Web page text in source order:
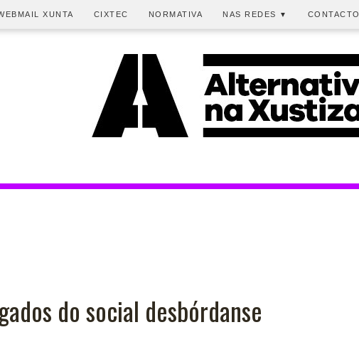
XUNTA CIXTEC NORMATIVA NAS REDES ▼ CONTACTO
do social desbórdanse